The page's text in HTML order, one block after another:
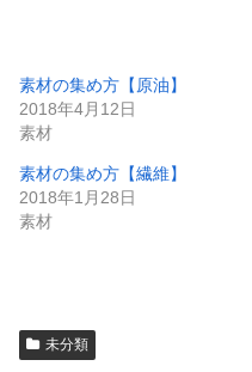
素材の集め方【原油】
2018年4月12日
素材
素材の集め方【繊維】
2018年1月28日
素材
未分類